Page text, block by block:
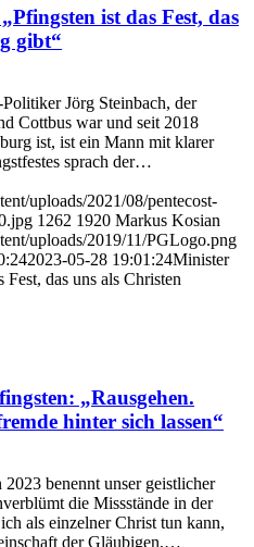
ist das Fest, das
gibt“
Jörg Steinbach, der
Cottbus war und seit 2018
ist, ist ein Mann mit klarer
sprach der…
uploads/2021/08/pentecost-
1262 1920 Markus Kosian
uploads/2019/11/PGLogo.png
2023-05-28 19:01:24Minister
Fest, das uns als Christen
„Rausgehen.
hinter sich lassen“
benennt unser geistlicher
die Missstände in der
als einzelner Christ tun kann,
der Gläubigen,…